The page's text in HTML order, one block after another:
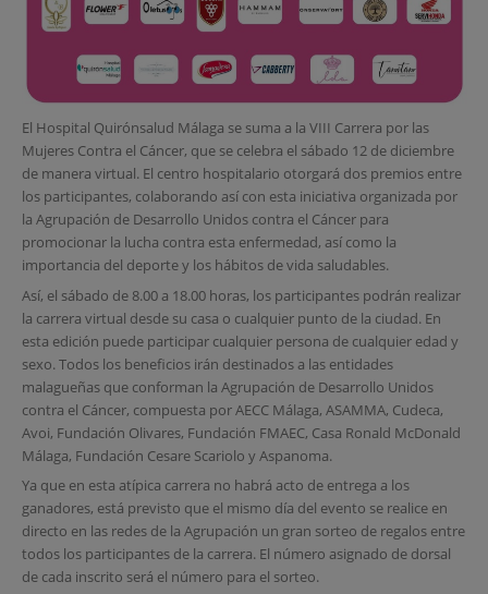
El Hospital Quirónsalud Málaga se suma a la VIII Carrera por las
Mujeres Contra el Cáncer, que se celebra el sábado 12 de diciembre
de manera virtual. El centro hospitalario otorgará dos premios entre
los participantes, colaborando así con esta iniciativa organizada por
la Agrupación de Desarrollo Unidos contra el Cáncer para
promocionar la lucha contra esta enfermedad, así como la
importancia del deporte y los hábitos de vida saludables.
Así, el sábado de 8.00 a 18.00 horas, los participantes podrán realizar
la carrera virtual desde su casa o cualquier punto de la ciudad. En
esta edición puede participar cualquier persona de cualquier edad y
sexo. Todos los beneficios irán destinados a las entidades
malagueñas que conforman la Agrupación de Desarrollo Unidos
contra el Cáncer, compuesta por AECC Málaga, ASAMMA, Cudeca,
Avoi, Fundación Olivares, Fundación FMAEC, Casa Ronald McDonald
Málaga, Fundación Cesare Scariolo y Aspanoma.
Ya que en esta atípica carrera no habrá acto de entrega a los
ganadores, está previsto que el mismo día del evento se realice en
directo en las redes de la Agrupación un gran sorteo de regalos entre
todos los participantes de la carrera. El número asignado de dorsal
de cada inscrito será el número para el sorteo.